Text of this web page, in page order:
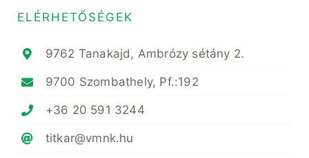
ELÉRHETŐSÉGEK
9762 Tanakajd, Ambrózy sétány 2.
9700 Szombathely, Pf.:192
+36 20 591 3244
titkar@vmnk.hu